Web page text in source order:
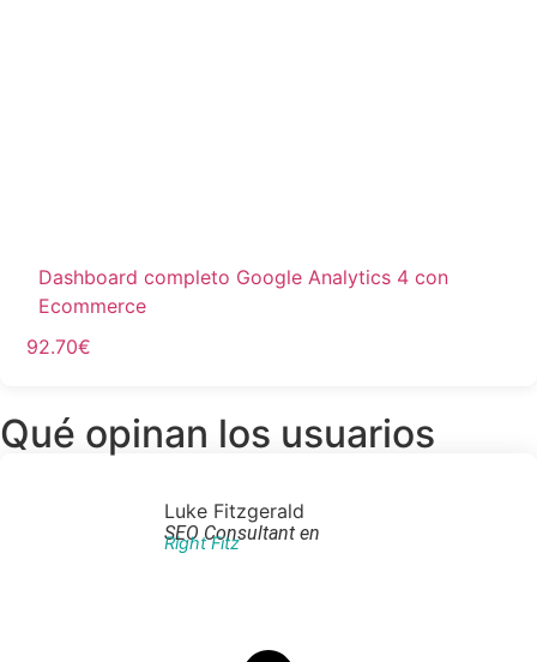
Dashboard completo Google Analytics 4 con
Ecommerce
92.70€
Qué opinan los usuarios
Luke Fitzgerald
SEO Consultant en
Right Fitz